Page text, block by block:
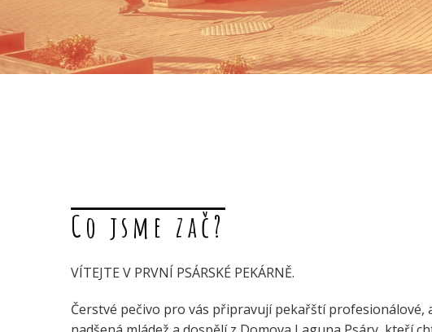
Co jsme zač?
VÍTEJTE V PRVNÍ PSÁRSKÉ PEKÁRNĚ.
Čerstvé pečivo pro vás připravují pekařští profesionálové,